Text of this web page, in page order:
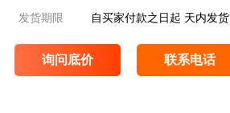
发货期限 自买家付款之日起 天内发货
询问底价 联系电话